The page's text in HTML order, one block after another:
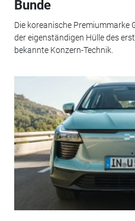
Bunde
Die koreanische Premiummarke
der eigenständigen Hülle des
bekannte Konzern-Technik.